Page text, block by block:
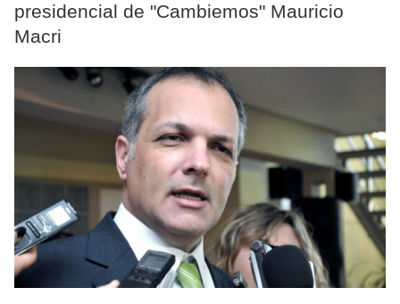
presidencial de "Cambiemos" Mauricio
Macri